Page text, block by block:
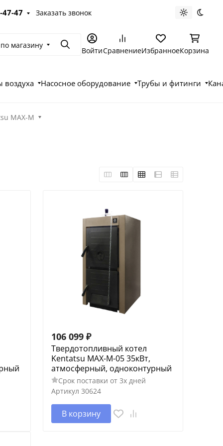
47-47 Заказать звонок Светлая
магазину ПоискВойтиСравнениеИзбранноеКорзина
воздуха Насосное оборудование Трубы и фитинги
MAX-M
106 099 ₽
Твердотопливный котел
Kentatsu MAX-M-05 35кВт,
атмосферный, одноконтурный
Срок поставки от 3х дней
Артикул 30624
В корзину